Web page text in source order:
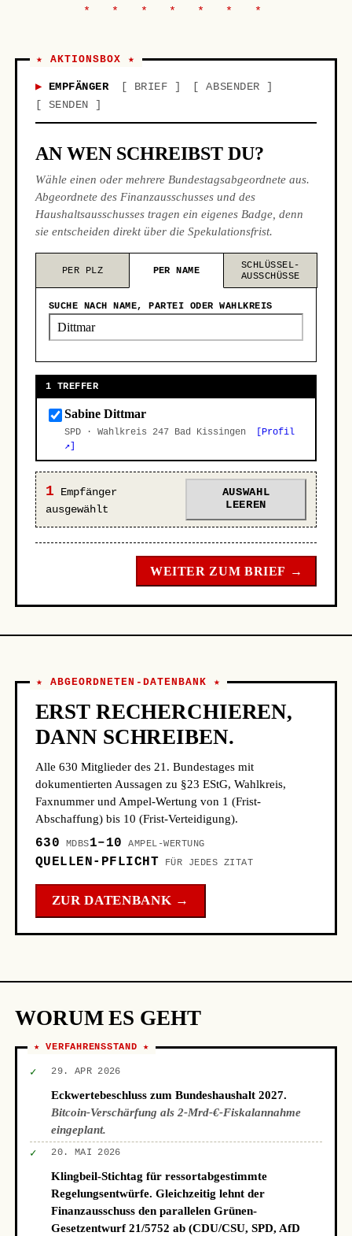
★ AKTIONSBOX ★
EMPFÄNGER BRIEF
ABSENDER
SENDEN
AN WEN SCHREIBST DU?
Wähle einen oder mehrere Bundestagsabgeordnete aus.
Abgeordnete des Finanzausschusses und des
Haushaltsausschusses tragen ein eigenes Badge, denn
sie entscheiden direkt über die Spekulationsfrist.
PER PLZ PER NAME
SCHLÜSSEL-
AUSSCHÜSSE
SUCHE NACH NAME, PARTEI ODER WAHLKREIS
1 TREFFER
Sabine Dittmar
SPD · Wahlkreis 247 Bad Kissingen
[Profil
↗]
1 Empfänger
ausgewählt
AUSWAHL
LEEREN
WEITER ZUM BRIEF →
★ ABGEORDNETEN-DATENBANK ★
ERST RECHERCHIEREN,
DANN SCHREIBEN.
Alle 630 Mitglieder des 21. Bundestages mit
dokumentierten Aussagen zu §23 EStG, Wahlkreis,
Faxnummer und Ampel-Wertung von 1 (Frist-
Abschaffung) bis 10 (Frist-Verteidigung).
630 MDBS1–10 AMPEL-WERTUNG
QUELLEN-PFLICHT FÜR JEDES ZITAT
ZUR DATENBANK →
WORUM ES GEHT
★ VERFAHRENSSTAND ★
✓ 29. APR 2026
Eckwertebeschluss zum Bundeshaushalt 2027.
Bitcoin-Verschärfung als 2-Mrd-€-Fiskalannahme
eingeplant.
✓ 20. MAI 2026
Klingbeil-Stichtag für ressortabgestimmte
Regelungsentwürfe. Gleichzeitig lehnt der
Finanzausschuss den parallelen Grünen-
Gesetzentwurf 21/5752 ab (CDU/CSU, SPD, AfD